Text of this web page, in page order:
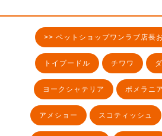
>> ペットショップワンラブ店長
トイプードル チワワ
ヨークシャテリア ポメラニ
アメショー スコティッシュ